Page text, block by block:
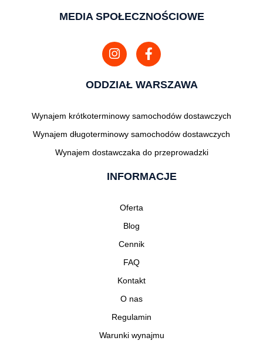
MEDIA SPOŁECZNOŚCIOWE
ODDZIAŁ WARSZAWA
Wynajem krótkoterminowy samochodów dostawczych
Wynajem długoterminowy samochodów dostawczych
Wynajem dostawczaka do przeprowadzki
INFORMACJE
Oferta
Blog
Cennik
FAQ
Kontakt
O nas
Regulamin
Warunki wynajmu